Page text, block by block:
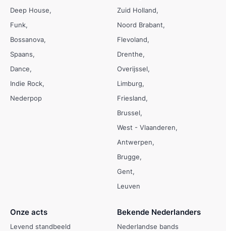
Deep House
Funk
Bossanova
Spaans
Dance
Indie Rock
Nederpop
Zuid Holland
Noord Brabant
Flevoland
Drenthe
Overijssel
Limburg
Friesland
Brussel
West - Vlaanderen
Antwerpen
Brugge
Gent
Leuven
Onze acts
Levend standbeeld
Bekende Nederlanders
Nederlandse bands